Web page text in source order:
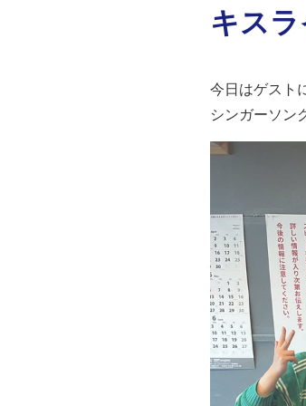
キス
今日はゲスト
シンガーソン